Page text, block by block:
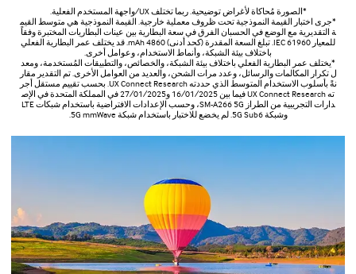
*الصورة مُحاكاة لأغراض توضيحية. ربما تختلف UX/واجهة المستخدم الفعلية.
*جرى اختبار القيمة النموذجية تحت ظروف معملية خارجية. القيمة النموذجية هي متوسط القيم
ة التقديرية مع الوضع في الحسبان الفرق في سعة البطارية بين عينات البطاريات المختبرة وفقاً
للمعيار IEC 61960. تبلغ السعة المقدرة (كحد أدنى) 4860 mAh. قد يختلف عمر البطارية الفعلي
باختلاف بيئة الشبكة، وأنماط الاستخدام، وعوامل أخرى.
*يختلف عمر البطارية الفعلي باختلاف بيئة الشبكة، والخصائص، والتطبيقات المُستخدمة، ومعد
ل تكرار المكالمات والرسائل، وعدد مرات الشحن، والعديد من العوامل الأخرى. تم التقدير مقار
نةً بأسلوب الاستخدام المتوسط الذي حددته UX Connect Research. بحسب تقييم مستقل أجر
ته UX Connect Research فيما بين 16/01/2025 و27/01/2025 في المملكة المتحدة في الإص
دارات التجريبية من الطراز SM-A266 5G، وحسب الإعدادات الافتراضية باستخدام شبكات LTE
وشبكة 5G Sub6. لم يخضع للاختبار باستخدام شبكة 5G mmWave.